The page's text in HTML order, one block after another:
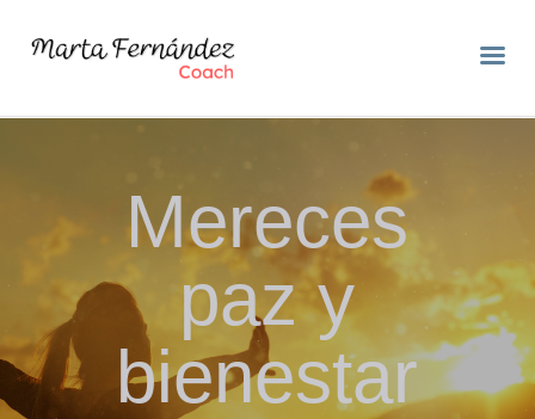
INICIO
SOBRE MÍ
COACHING
ASESORA DE LACTANCIA
BLOG
EVENTOS
Mereces
paz y
bienestar